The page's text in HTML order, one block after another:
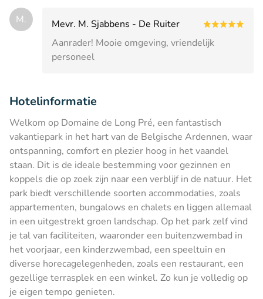
M.
Mevr. M. Sjabbens - De Ruiter
Aanrader! Mooie omgeving, vriendelijk
personeel
Hotelinformatie
Welkom op Domaine de Long Pré, een fantastisch
vakantiepark in het hart van de Belgische Ardennen, waar
ontspanning, comfort en plezier hoog in het vaandel
staan. Dit is de ideale bestemming voor gezinnen en
koppels die op zoek zijn naar een verblijf in de natuur. Het
park biedt verschillende soorten accommodaties, zoals
appartementen, bungalows en chalets en liggen allemaal
in een uitgestrekt groen landschap. Op het park zelf vind
je tal van faciliteiten, waaronder een buitenzwembad in
het voorjaar, een kinderzwembad, een speeltuin en
diverse horecagelegenheden, zoals een restaurant, een
gezellige terrasplek en een winkel. Zo kun je volledig op
je eigen tempo genieten.